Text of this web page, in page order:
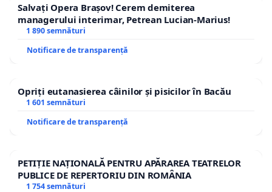
Salvați Opera Brașov! Cerem demiterea
managerului interimar, Petrean Lucian-Marius!
1 890 semnături
Notificare de transparență
Opriți eutanasierea câinilor și pisicilor în Bacău
1 601 semnături
Notificare de transparență
PETIȚIE NAȚIONALĂ PENTRU APĂRAREA TEATRELOR
PUBLICE DE REPERTORIU DIN ROMÂNIA
1 754 semnături